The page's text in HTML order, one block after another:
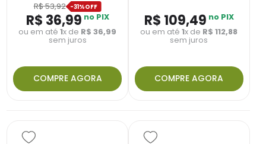
R$53,92 -31%
R$ 36,99 no PIX
ou em até1x de R$ 36,99
sem juros
COMPRE AGORA
R$ 109,49 no PIX
ou em até1x de R$ 112,88
sem juros
COMPRE AGORA